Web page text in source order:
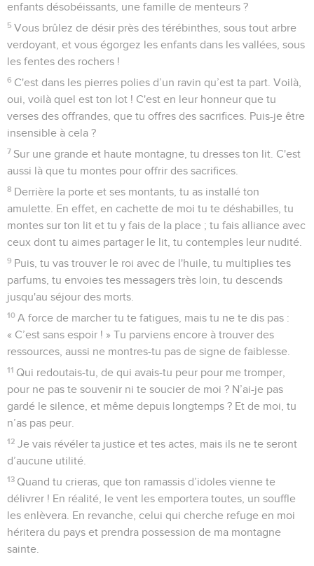
enfants désobéissants, une famille de menteurs ?
5 Vous brûlez de désir près des térébinthes, sous tout arbre
verdoyant, et vous égorgez les enfants dans les vallées, sous
les fentes des rochers !
6 C'est dans les pierres polies d’un ravin qu’est ta part. Voilà,
oui, voilà quel est ton lot ! C'est en leur honneur que tu
verses des offrandes, que tu offres des sacrifices. Puis-je être
insensible à cela ?
7 Sur une grande et haute montagne, tu dresses ton lit. C'est
aussi là que tu montes pour offrir des sacrifices.
8 Derrière la porte et ses montants, tu as installé ton
amulette. En effet, en cachette de moi tu te déshabilles, tu
montes sur ton lit et tu y fais de la place ; tu fais alliance avec
ceux dont tu aimes partager le lit, tu contemples leur nudité.
9 Puis, tu vas trouver le roi avec de l'huile, tu multiplies tes
parfums, tu envoies tes messagers très loin, tu descends
jusqu'au séjour des morts.
10 A force de marcher tu te fatigues, mais tu ne te dis pas :
« C’est sans espoir ! » Tu parviens encore à trouver des
ressources, aussi ne montres-tu pas de signe de faiblesse.
11 Qui redoutais-tu, de qui avais-tu peur pour me tromper,
pour ne pas te souvenir ni te soucier de moi ? N’ai-je pas
gardé le silence, et même depuis longtemps ? Et de moi, tu
n’as pas peur.
12 Je vais révéler ta justice et tes actes, mais ils ne te seront
d’aucune utilité.
13 Quand tu crieras, que ton ramassis d’idoles vienne te
délivrer ! En réalité, le vent les emportera toutes, un souffle
les enlèvera. En revanche, celui qui cherche refuge en moi
héritera du pays et prendra possession de ma montagne
sainte.